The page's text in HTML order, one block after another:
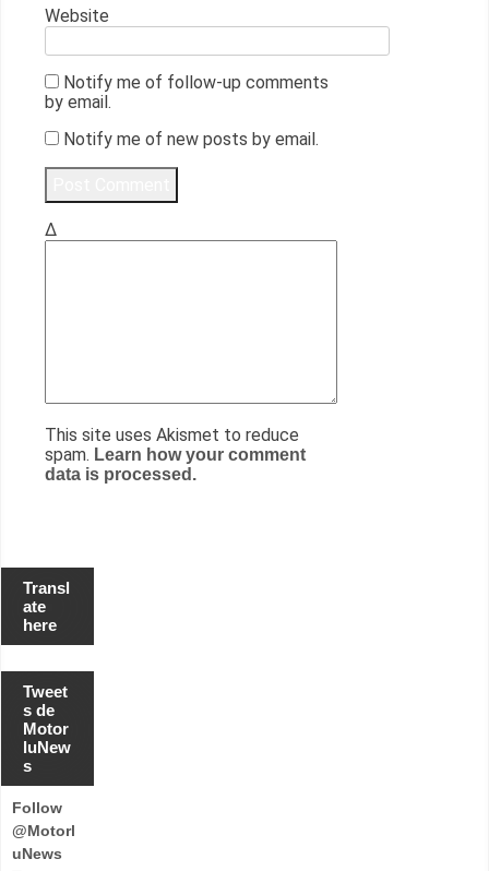
Website
Notify me of follow-up comments
by email.
Notify me of new posts by email.
Δ
This site uses Akismet to reduce
spam. Learn how your comment
data is processed.
Transl
ate
here
Tweet
s de
Motor
luNew
s
Follow
@Motorl
uNews